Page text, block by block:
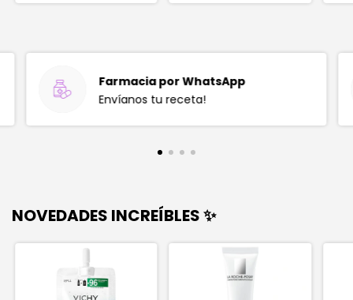
Farmacia por WhatsApp
Envíanos tu receta!
NOVEDADES INCREÍBLES ✨